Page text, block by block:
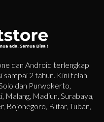
dan Android terlengkap
sampai 2 tahun. Kini telah
dan Purwokerto,
Malang, Madiun, Surabaya,
Bojonegoro, Blitar, Tuban,